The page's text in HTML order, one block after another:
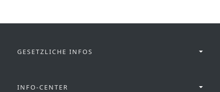
GESETZLICHE INFOS
INFO-CENTER